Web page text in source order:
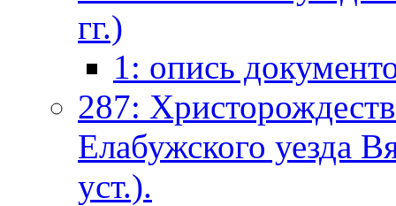
гг.)
1: опись
287:
Елабужского уезда
уст.).